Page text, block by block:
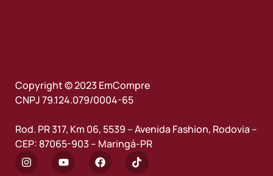
Copyright © 2023 EmCompre
CNPJ 79.124.079/0004-65
Rod. PR 317, Km 06, 5539 – Avenida Fashion, Rodovia –
CEP: 87065-903 – Maringá-PR